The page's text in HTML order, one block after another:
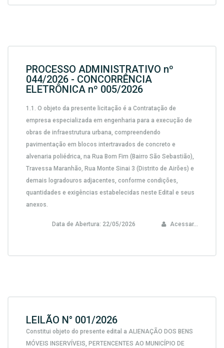
PROCESSO ADMINISTRATIVO nº
044/2026 - CONCORRÊNCIA
ELETRÔNICA nº 005/2026
1.1. O objeto da presente licitação é a Contratação de
empresa especializada em engenharia para a execução de
obras de infraestrutura urbana, compreendendo
pavimentação em blocos intertravados de concreto e
alvenaria poliédrica, na Rua Bom Fim (Bairro São Sebastião),
Travessa Maranhão, Rua Monte Sinai 3 (Distrito de Airões) e
demais logradouros adjacentes, conforme condições,
quantidades e exigências estabelecidas neste Edital e seus
anexos.
Data de Abertura: 22/05/2026 Acessar...
LEILÃO N° 001/2026
Constitui objeto do presente edital a ALIENAÇÃO DOS BENS
MÓVEIS INSERVÍVEIS, PERTENCENTES AO MUNICÍPIO DE